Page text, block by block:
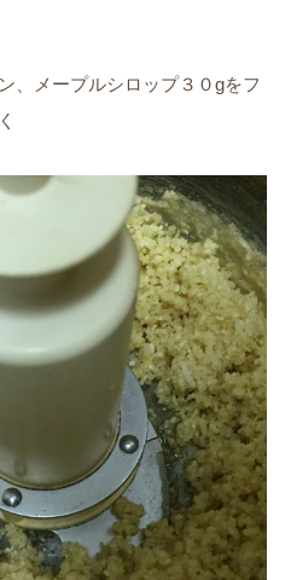
、メープルシロップ３０gをフ